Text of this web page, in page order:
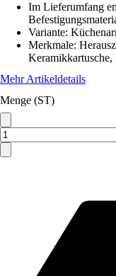
Im Lieferumfang
Variante:
Merkmale:
Keramikkartusche,
Mehr Artikeldetails
Menge (ST)